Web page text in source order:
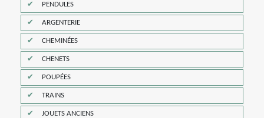
PENDULES
ARGENTERIE
CHEMINÉES
CHENETS
POUPÉES
TRAINS
JOUETS ANCIENS